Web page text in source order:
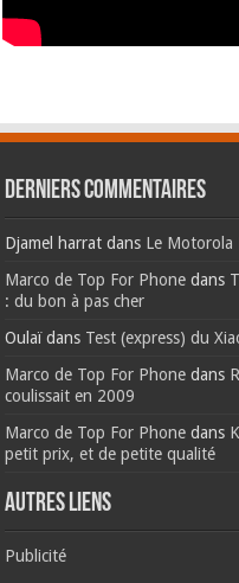
Derniers commentaires
Djamel harrat dans Le Motorola
Marco de Top For Phone dans
: du bon à pas cher
Oulaïdans Test (express) du
Marco de Top For Phone dans
coulissait en 2009
Marco de Top For Phone dans
petit prix, et de petite qualité
AUTRES LIENS
Publicité